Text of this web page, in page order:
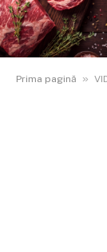
Prima pagină »